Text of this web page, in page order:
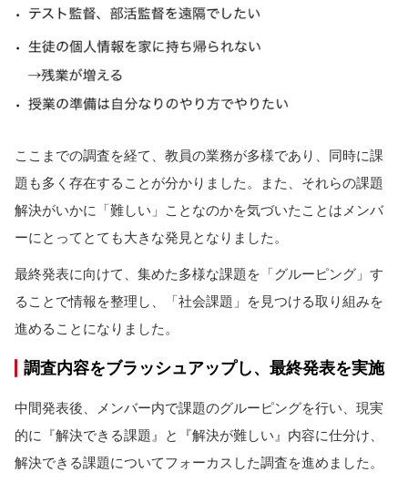
ここまでの調査を経て、教員の業務が多様であり、同時に課
題も多く存在することが分かりました。また、それらの課題
解決がいかに「難しい」ことなのかを気づいたことはメンバ
ーにとってとても大きな発見となりました。
最終発表に向けて、集めた多様な課題を「グルーピング」す
ることで情報を整理し、「社会課題」を見つける取り組みを
進めることになりました。
調査内容をブラッシュアップし、最終発表を実施
中間発表後、メンバー内で課題のグルーピングを行い、現実
的に『解決できる課題』と『解決が難しい』内容に仕分け、
解決できる課題についてフォーカスした調査を進めました。